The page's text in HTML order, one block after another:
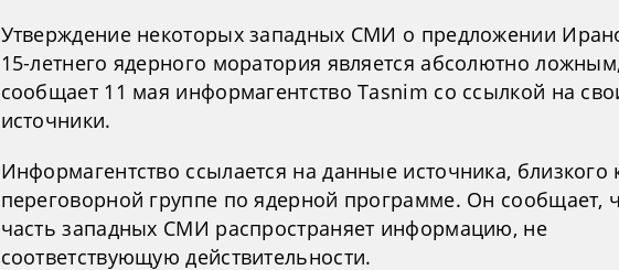
Утверждение некоторых западных СМИ о предложении
15-летнего ядерного моратория является абсолютно ложным,
сообщает 11 мая информагентство Tasnim со ссылкой на
источники.
Информагентство ссылается на данные источника, близкого
переговорной группе по ядерной программе. Он сообщает,
часть западных СМИ распространяет информацию, не
соответствующую действительности.